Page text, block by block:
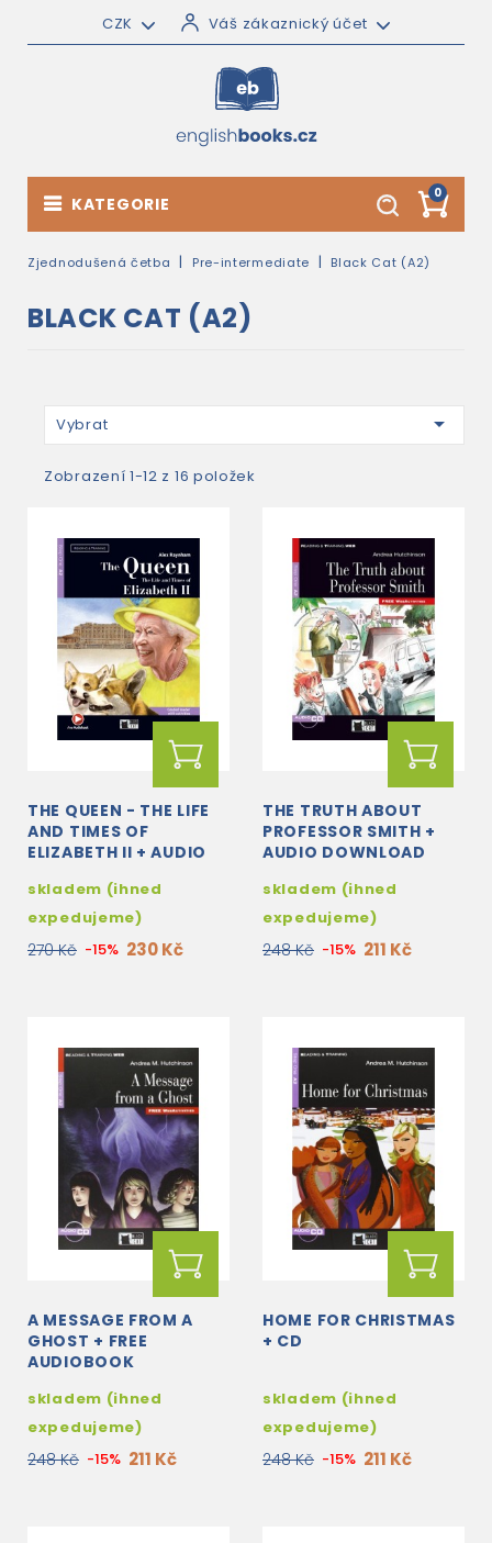
CZK Váš zákaznický účet
0
KATEGORIE
Zjednodušená četba Pre-intermediate Black Cat (A2)
BLACK CAT (A2)
Vybrat 
Zobrazení 1-12 z 16 položek
THE QUEEN - THE LIFE
AND TIMES OF
ELIZABETH II + AUDIO
skladem (ihned
expedujeme)
270 Kč -15% 230 Kč
THE TRUTH ABOUT
PROFESSOR SMITH +
AUDIO DOWNLOAD
skladem (ihned
expedujeme)
248 Kč -15% 211 Kč
A MESSAGE FROM A
GHOST + FREE
AUDIOBOOK
skladem (ihned
expedujeme)
248 Kč -15% 211 Kč
HOME FOR CHRISTMAS
+ CD
skladem (ihned
expedujeme)
248 Kč -15% 211 Kč